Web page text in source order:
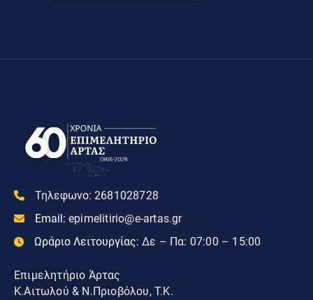
Τηλεφωνο: 2681028728
Email: epimelitirio@e-artas.gr
Ωράριο Λειτουργίας: Δε – Πα: 07:00 – 15:00
Επιμελητήριο Άρτας
Κ.Αιτωλού & Ν.Πριοβόλου, Τ.Κ.